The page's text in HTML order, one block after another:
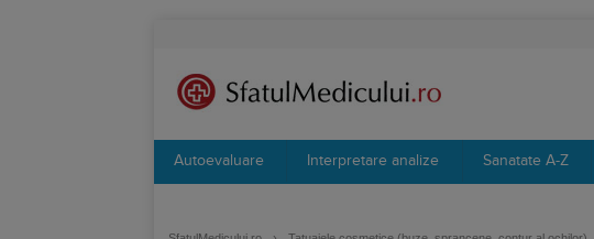
Autoevaluare Interpretare analize Sanatate A-Z